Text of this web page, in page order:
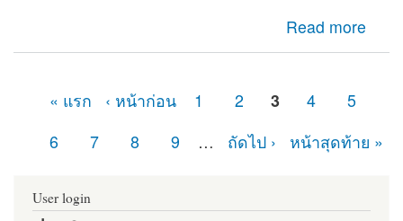
Read more
« แรก ‹ หน้าก่อน 1 2 3 4
5
6
7 8 9 … ถัดไป › หน้าสุดท้าย »
User login